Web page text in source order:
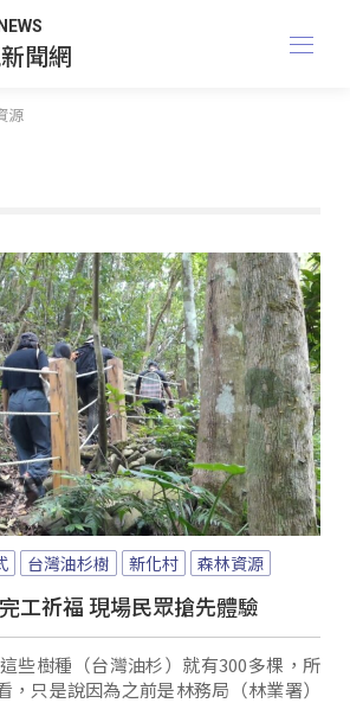
聞網
源
台灣油杉樹 新化村 森林資源
工祈福 現場民眾搶先體驗
些樹種（台灣油杉）就有300多棵，所
，只是說因為之前是林務局（林業署）